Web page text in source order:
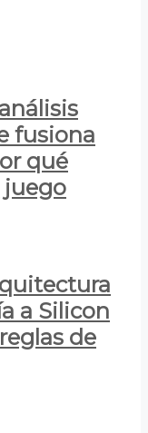
fusiona
qué
juego
a Silicon
de